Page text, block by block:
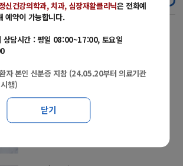
신건강의학과, 치과, 심장재활클리닉은 전화예
예약이 가능합니다.
상담시간 : 평일 08:00~17:00, 토요일
자 본인 신분증 지참 (24.05.20부터 의료기관
행)
닫기
김정연 교수
치매, 뇌전증, 뇌졸중
의료진소개 선택